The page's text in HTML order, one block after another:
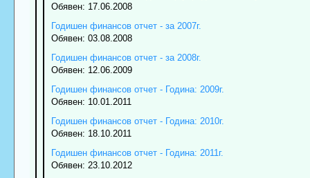
Обявен: 17.06.2008
Годишен финансов отчет - за 2007г.
Обявен: 03.08.2008
Годишен финансов отчет - за 2008г.
Обявен: 12.06.2009
Годишен финансов отчет - Година: 2009г.
Обявен: 10.01.2011
Годишен финансов отчет - Година: 2010г.
Обявен: 18.10.2011
Годишен финансов отчет - Година: 2011г.
Обявен: 23.10.2012